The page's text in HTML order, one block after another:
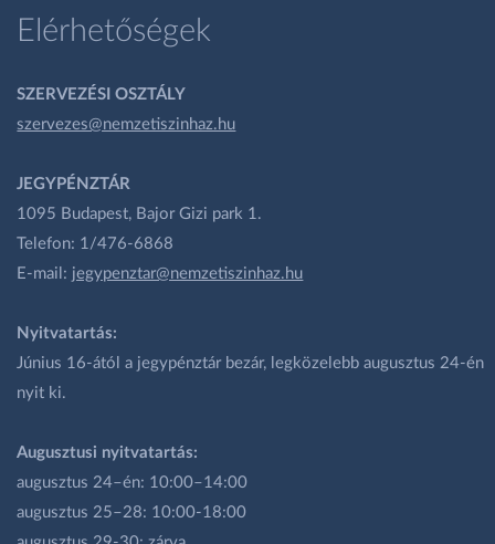
Elérhetőségek
SZERVEZÉSI OSZTÁLY
szervezes@nemzetiszinhaz.hu
JEGYPÉNZTÁR
1095 Budapest, Bajor Gizi park 1.
Telefon: 1/476-6868
E-mail: jegypenztar@nemzetiszinhaz.hu
Nyitvatartás:
Június 16-ától a jegypénztár bezár, legközelebb augusztus 24-én
nyit ki.
Augusztusi nyitvatartás:
augusztus 24–én: 10:00–14:00
augusztus 25–28: 10:00-18:00